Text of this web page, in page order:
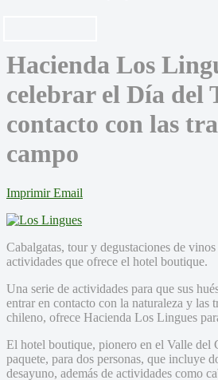
Hacienda Los
celebrar el Día del
contacto con las
campo
Imprimir Email
Cabalgatas, tour y degustaciones de
actividades que ofrece el hotel boutique.
Una serie de actividades para que sus
entrar en contacto con la naturaleza y las
chileno, ofrece Hacienda Los Lingues
El hotel boutique, pionero en el Valle del
paquete, para dos personas, que incluye
desayuno, además de actividades como